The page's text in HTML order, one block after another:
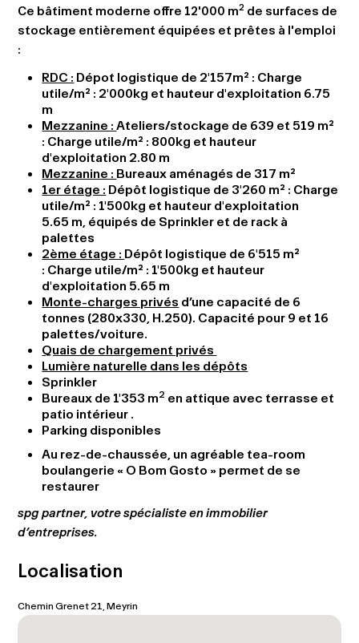
Ce bâtiment moderne offre 12'000 m2 de surfaces de
stockage entièrement équipées et prêtes à l'emploi
:
RDC : Dépot logistique de 2'157m² : Charge
utile/m² : 2'000kg et hauteur d'exploitation 6.75
m
Mezzanine :Ateliers/stockage de 639 et 519 m²
: Charge utile/m² : 800kg et hauteur
d'exploitation 2.80 m
Mezzanine : Bureaux aménagés de 317 m²
1er étage : Dépôt logistique de 3'260 m² : Charge
utile/m² : 1'500kg et hauteur d'exploitation
5.65 m, équipés de Sprinkler et de rack à
palettes
2ème étage : Dépôt logistique de 6'515 m²
: Charge utile/m² : 1'500kg et hauteur
d'exploitation 5.65 m
Monte-charges privés d’une capacité de 6
tonnes (280x330, H.250). Capacité pour 9 et 16
palettes/voiture.
Quais de chargement privés
Lumière naturelle dans les dépôts
Sprinkler
Bureaux de 1'353 m2 en attique avec terrasse et
patio intérieur .
Parking disponibles
Au rez-de-chaussée, un agréable tea-room
boulangerie « O Bom Gosto » permet de se
restaurer
spg partner, votre spécialiste en immobilier
d’entreprises.
Localisation
Chemin Grenet 21, Meyrin